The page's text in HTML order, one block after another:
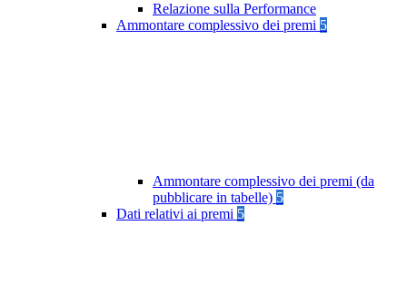
Relazione sulla Performance
Ammontare complessivo dei premi 5
Ammontare complessivo dei premi (da
pubblicare in tabelle) 5
Dati relativi ai premi 5